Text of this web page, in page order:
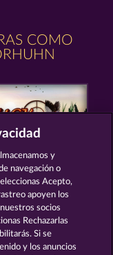
COMO
y
navegación o
Acepto,
apoyen los
socios
Rechazarlas
Si se
y los anuncios